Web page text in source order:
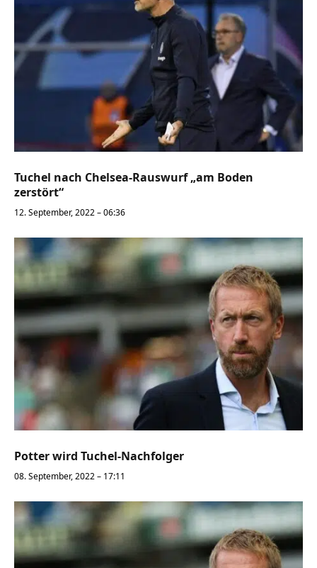
Tuchel nach Chelsea-Rauswurf „am Boden
zerstört“
12. September, 2022 – 06:36
Potter wird Tuchel-Nachfolger
08. September, 2022 – 17:11